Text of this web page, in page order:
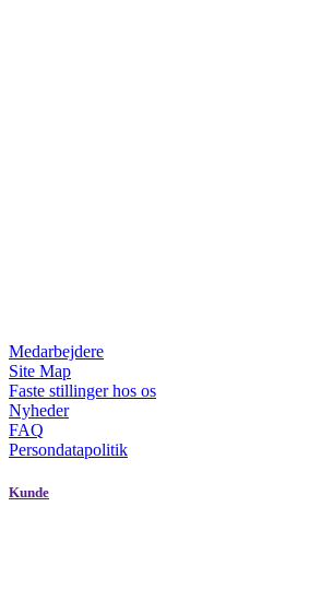
Medarbejdere
Site Map
Faste stillinger hos os
Nyheder
FAQ
Persondatapolitik
Kunde